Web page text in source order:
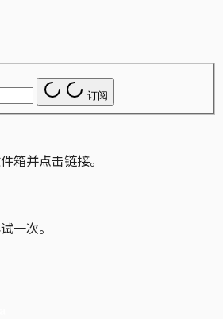
订阅
箱并点击链接。
一次。